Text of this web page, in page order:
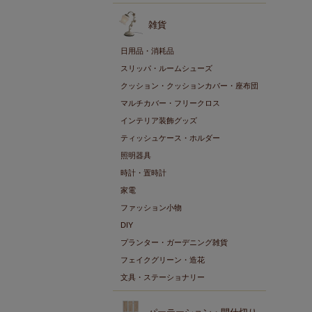
雑貨
日用品・消耗品
スリッパ・ルームシューズ
クッション・クッションカバー・座布団
マルチカバー・フリークロス
インテリア装飾グッズ
ティッシュケース・ホルダー
照明器具
時計・置時計
家電
ファッション小物
DIY
プランター・ガーデニング雑貨
フェイクグリーン・造花
文具・ステーショナリー